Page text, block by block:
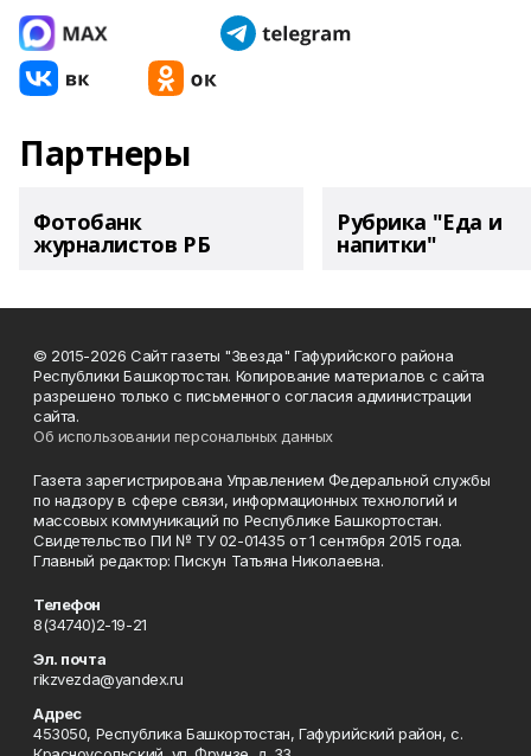
Партнеры
Фотобанк
журналистов РБ
Рубрика "Еда и
напитки"
© 2015-2026 Сайт газеты "Звезда" Гафурийского района
Республики Башкортостан. Копирование материалов с сайта
разрешено только с письменного согласия администрации
сайта.
Об использовании персональных данных
Газета зарегистрирована Управлением Федеральной службы
по надзору в сфере связи, информационных технологий и
массовых коммуникаций по Республике Башкортостан.
Свидетельство ПИ № ТУ 02-01435 от 1 сентября 2015 года.
Главный редактор: Пискун Татьяна Николаевна.
Телефон
8(34740)2-19-21
Эл. почта
rikzvezda@yandex.ru
Адрес
453050, Республика Башкортостан, Гафурийский район, с.